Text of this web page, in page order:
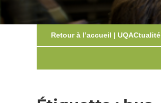
Retour à l’accueil | UQACtualité